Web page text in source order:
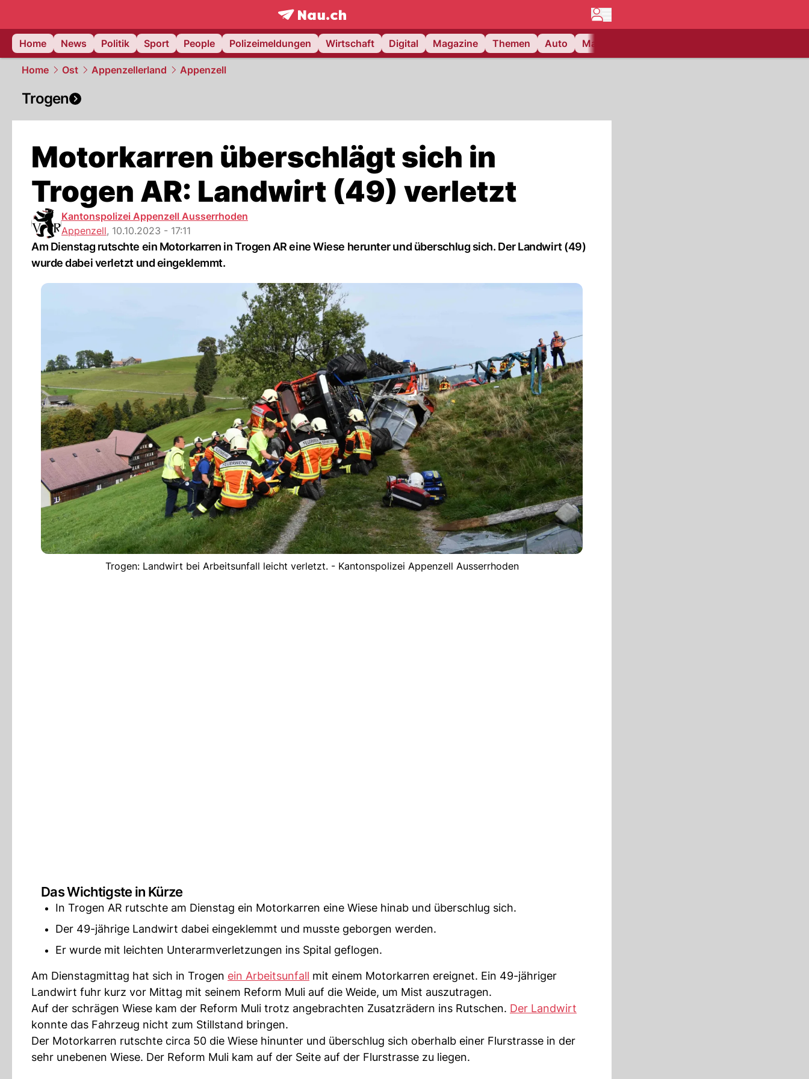
frontpage.NAU.ch
Home
News Politik Sport People Polizeimeldungen Wirtschaft Digital Magazine Themen Auto Matchcenter
Home Ost Appenzellerland Appenzell
Trogen
Motorkarren überschlägt sich in
Trogen AR: Landwirt (49) verletzt
Kantonspolizei Appenzell Ausserrhoden
Appenzell, 10.10.2023 - 17:11
Am Dienstag rutschte ein Motorkarren in Trogen AR eine Wiese herunter und überschlug sich. Der Landwirt (49)
wurde dabei verletzt und eingeklemmt.
Trogen: Landwirt bei Arbeitsunfall leicht verletzt. - Kantonspolizei Appenzell Ausserrhoden
Das Wichtigste in Kürze
In Trogen AR rutschte am Dienstag ein Motorkarren eine Wiese hinab und überschlug sich.
Der 49-jährige Landwirt dabei eingeklemmt und musste geborgen werden.
Er wurde mit leichten Unterarmverletzungen ins Spital geflogen.
Am Dienstagmittag hat sich in Trogen ein Arbeitsunfall mit einem Motorkarren ereignet. Ein 49-jähriger
Landwirt fuhr kurz vor Mittag mit seinem Reform Muli auf die Weide, um Mist auszutragen.
Auf der schrägen Wiese kam der Reform Muli trotz angebrachten Zusatzrädern ins Rutschen. Der Landwirt
konnte das Fahrzeug nicht zum Stillstand bringen.
Der Motorkarren rutschte circa 50 die Wiese hinunter und überschlug sich oberhalb einer Flurstrasse in der
sehr unebenen Wiese. Der Reform Muli kam auf der Seite auf der Flurstrasse zu liegen.